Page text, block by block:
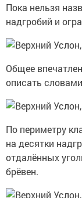
Пока нельзя
надгробий и
Общее
описать
По периметру
на десятки
отдалённых
брёвен.